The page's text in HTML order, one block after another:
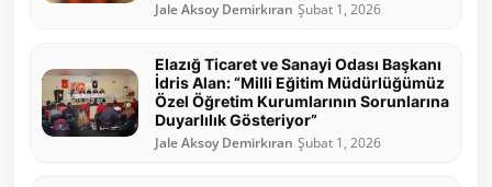
Jale Aksoy Demirkıran Şubat 1, 2026
Elazığ Ticaret ve Sanayi Odası Başkanı
İdris Alan: “Milli Eğitim Müdürlüğümüz
Özel Öğretim Kurumlarının Sorunlarına
Duyarlılık Gösteriyor”
Jale Aksoy Demirkıran Şubat 1, 2026